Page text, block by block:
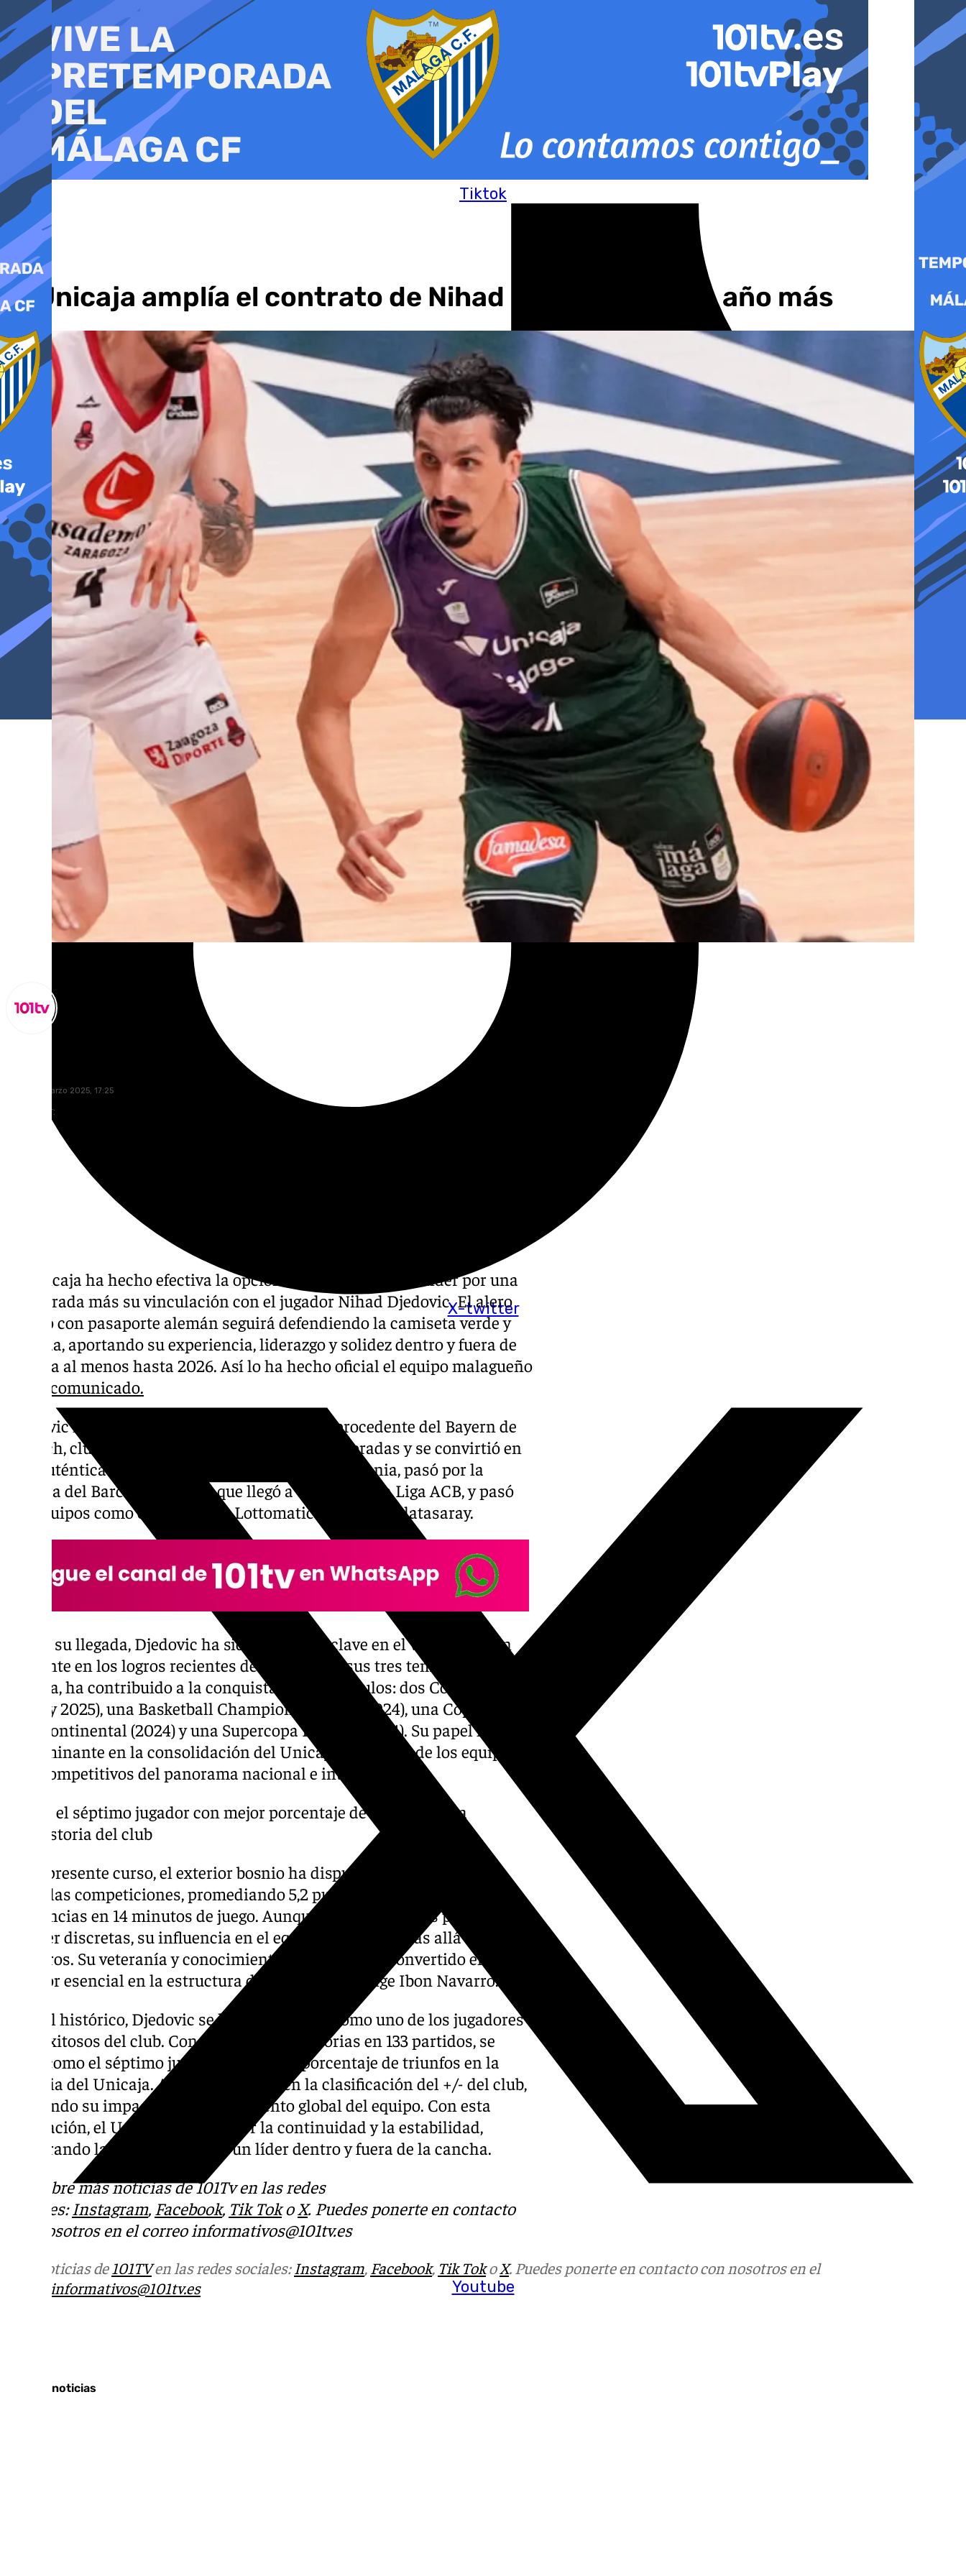
al
contenido
Tiktok
X-twitter
Youtube
El Unicaja amplía el contrato de Nihad Djedovic por un año más
jueves, 6 marzo 2025, 17:25
Compartir:
El Unicaja ha hecho efectiva la opción contractual de extender por una
temporada más su vinculación con el jugador Nihad Djedovic. El alero
bosnio con pasaporte alemán seguirá defendiendo la camiseta verde y
morada, aportando su experiencia, liderazgo y solidez dentro y fuera de
la pista al menos hasta 2026. Así lo ha hecho oficial el equipo malagueño
un comunicado.
Djedovic llegó a Málaga en el verano de 2022, procedente del Bayern de
Múnich, club en el que jugó durante nueve temporadas y se convirtió en
una auténtica leyenda. Antes de su etapa en Alemania, pasó por la
cantera del Barcelona, con el que llegó a debutar en la Liga ACB, y pasó
por equipos como el Obradoiro, Lottomatica Roma y Galatasaray.
Desde su llegada, Djedovic ha sido una pieza clave en el vestuario y un
referente en los logros recientes del equipo. En sus tres temporadas en
Málaga, ha contribuido a la conquista de cinco títulos: dos Copas del Rey
(2023 y 2025), una Basketball Champions League (2024), una Copa FIBA
Intercontinental (2024) y una Supercopa Endesa (2024). Su papel ha sido
determinante en la consolidación del Unicaja como uno de los equipos
más competitivos del panorama nacional e internacional.
Es el séptimo jugador con mejor porcentaje de triunfos en la
historia del club
En el presente curso, el exterior bosnio ha disputado 28 partidos en
todas las competiciones, promediando 5,2 puntos, 1,3 rebotes y 1,1
asistencias en 14 minutos de juego. Aunque sus estadísticas pueden
parecer discretas, su influencia en el equipo va mucho más allá de los
números. Su veteranía y conocimiento táctico le han convertido en un
jugador esencial en la estructura del equipo que dirige Ibon Navarro.
A nivel histórico, Djedovic se ha consolidado como uno de los jugadores
más exitosos del club. Con un 78,20% de victorias en 133 partidos, se
sitúa como el séptimo jugador con mejor porcentaje de triunfos en la
historia del Unicaja. Además, es el 13º en la clasificación del +/- del club,
reflejando su impacto en el rendimiento global del equipo. Con esta
renovación, el Unicaja apuesta por la continuidad y la estabilidad,
asegurando la permanencia de un líder dentro y fuera de la cancha.
Descubre más noticias de 101Tv en las redes
sociales: Instagram, Facebook, Tik Toko X. Puedes ponerte en contacto
con nosotros en el correo informativos@101tv.es
Más noticias de 101TVen las redes sociales: Instagram, Facebook, Tik TokoX. Puedes ponerte en contacto con nosotros en el
informativos@101tv.es
Últimas noticias